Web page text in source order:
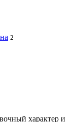
2
характер и